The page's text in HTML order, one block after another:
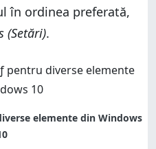
în ordinea preferată,
(Setări).